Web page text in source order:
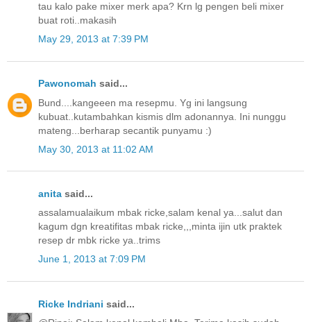
tau kalo pake mixer merk apa? Krn lg pengen beli mixer
buat roti..makasih
May 29, 2013 at 7:39 PM
Pawonomah said...
Bund....kangeeen ma resepmu. Yg ini langsung
kubuat..kutambahkan kismis dlm adonannya. Ini nunggu
mateng...berharap secantik punyamu :)
May 30, 2013 at 11:02 AM
anita said...
assalamualaikum mbak ricke,salam kenal ya...salut dan
kagum dgn kreatifitas mbak ricke,,,minta ijin utk praktek
resep dr mbk ricke ya..trims
June 1, 2013 at 7:09 PM
Ricke Indriani said...